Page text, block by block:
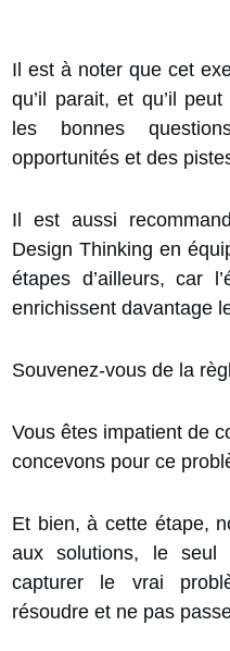
Il est à noter que cet
qu’il parait, et qu’il
les bonnes
opportunités et des
Il est aussi
Design Thinking en
étapes d’ailleurs, car
enrichissent davantage
Souvenez-vous de la
Vous êtes impatient de
concevons pour ce
Et bien, à cette étape,
aux solutions, le
capturer le vrai
résoudre et ne pas